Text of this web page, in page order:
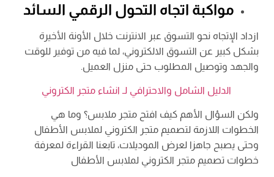
مواكبة اتجاه التحول الرقمي السائد
ازداد الإتجاه نحو التسوق عبر الانترنت خلال الأونة الأخيرة
بشكل كبير عن التسوق الالكتروني، لما فيه من توفير للوقت
والجهد وتوصيل المطلوب حتى منزل العميل.
الدليل الشامل والاحترافي لـ انشاء متجر الكتروني
ولكن السؤال الأهم كيف افتح متجر ملابس؟ وما هي
الخطوات اللازمة لتصميم متجر الكتروني لملابس الأطفال
وحتى يصبح جاهزا لعرض الموديلات، تابعنا القراءة لمعرفة
خطوات تصميم متجر الكتروني لملابس الأطفال